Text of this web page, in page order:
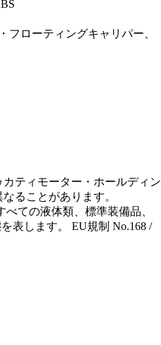
フローティングキャリパー、
ティモーター・ホールディン
ることがあります。
ての液体類、標準装備品、
表します。 EU規制 No.168 /